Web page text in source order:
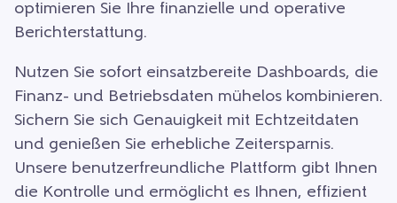
optimieren Sie Ihre finanzielle und operative
Berichterstattung.
Nutzen Sie sofort einsatzbereite Dashboards, die
Finanz- und Betriebsdaten mühelos kombinieren.
Sichern Sie sich Genauigkeit mit Echtzeitdaten
und genießen Sie erhebliche Zeitersparnis.
Unsere benutzerfreundliche Plattform gibt Ihnen
die Kontrolle und ermöglicht es Ihnen, effizient